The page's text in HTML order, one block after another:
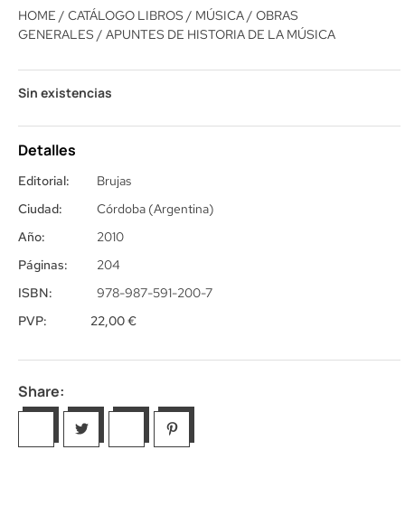
HOME / CATÁLOGO LIBROS / MÚSICA/ OBRAS
GENERALES / APUNTES DE HISTORIA DE LA MÚSICA
Sin existencias
Detalles
Editorial:
Ciudad:
Año:
Páginas:
ISBN:
Brujas
Córdoba (Argentina)
2010
204
978-987-591-200-7
PVP:
22,00€
Share: